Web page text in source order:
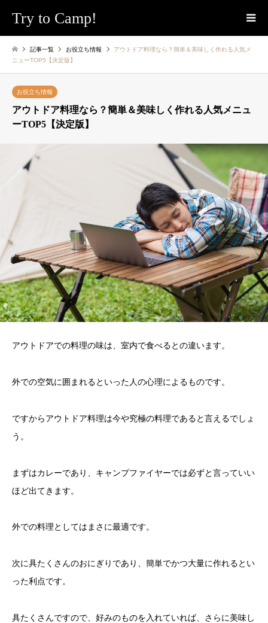
Try to Camp!
記事一覧 お役立ち情報
アウトドア料理なら？簡単＆美味しく作れる人気メ
ニューTOP5【決定版】
お役立ち情報
アウトドア料理なら？簡単＆美味しく作れる人気メニュ
ーTOP5【決定版】
アウトドアでの料理の味は、室内で食べるとの違います。
外での空気に囲まれるといった人の心理によるものです。
ですからアウトドア料理は今や究極の料理であると言えるでしょ
う。
まずはカレーであり、キャンプファイヤーでは必ずと言っていい
ほど出てきます。
外での料理としてはまさに最適です。
次に具たくさんのおにぎりであり、簡単でかつ大量に作れるとい
った利点です。
具たくさんですので、好みのものを入れていれば、さらに美味し